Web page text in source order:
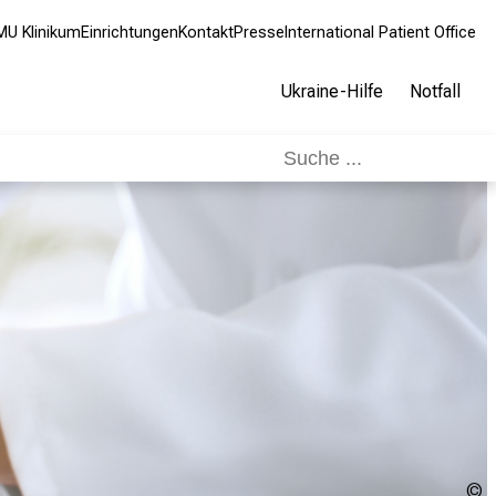
KlinikumEinrichtungenKontaktPresse International Patient Office
Ukraine-Hilfe Notfall